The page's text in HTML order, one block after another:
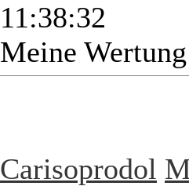
11:38:32
Meine
Carisoprodol